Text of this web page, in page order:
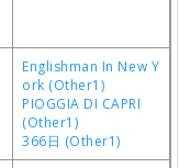
Englishman In New Y
ork (Other1)
PIOGGIA DI CAPRI
(Other1)
366日 (Other1)